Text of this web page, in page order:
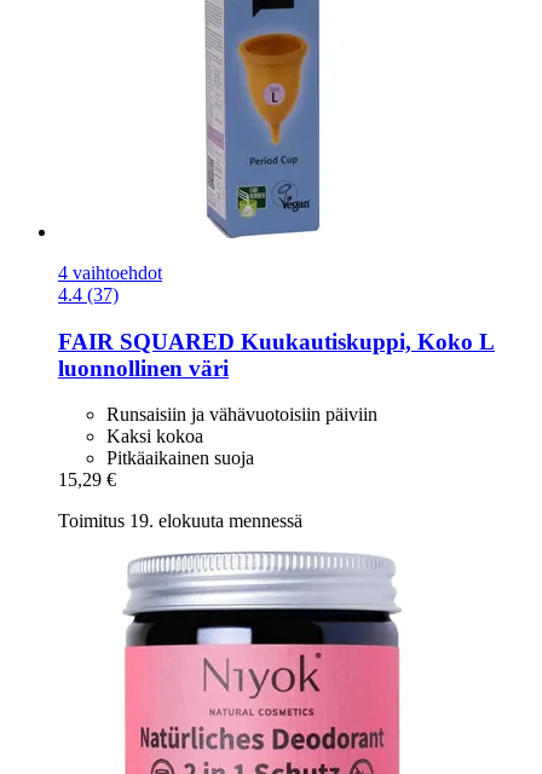
4 vaihtoehdot
4.4 (37)
FAIR SQUARED Kuukautiskuppi, Koko L
luonnollinen väri
Runsaisiin ja vähävuotoisiin päiviin
Kaksi kokoa
Pitkäaikainen suoja
15,29 €
Toimitus 19. elokuuta mennessä